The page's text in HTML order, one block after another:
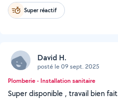
Super réactif
David H.
posté le 09 sept. 2025
Plomberie - Installation sanitaire
Super disponible , travail bien fait